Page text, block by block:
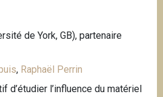
de York, GB), partenaire
, Raphaël Perrin
d’étudier l’influence du matériel